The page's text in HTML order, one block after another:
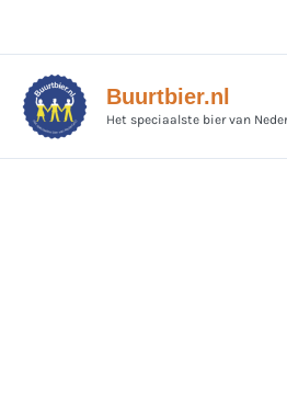
inhoud
Buurtbier.nl
Het speciaalste bier van